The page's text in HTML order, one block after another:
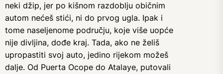
neki džip, jer po kišnom razdoblju običnim
autom nećeš stići, ni do prvog ugla. Ipak i
tome naseljenome području, koje više uopće
nije divljina, dođe kraj. Tada, ako ne želiš
upropastiti svoj auto, jedino rijekom možeš
dalje. Od Puerta Ocope do Atalaye, putovali